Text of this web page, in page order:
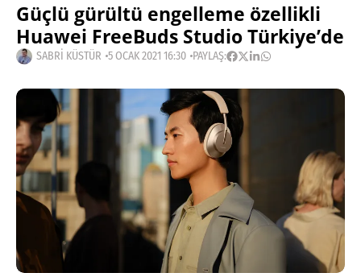
Güçlü gürültü engelleme özellikli
Huawei FreeBuds Studio Türkiye’de
SABRI KÜSTÜR 5 OCAK 2021 16:30 PAYLAŞ: